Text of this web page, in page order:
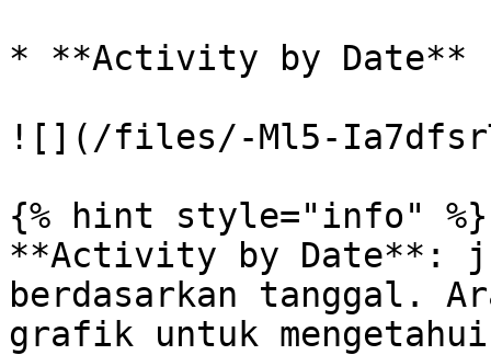
* **Activity by Date**
![](/files/-Ml5-
{% hint style="info" %}
**Activity by Date**:
berdasarkan tanggal.
grafik untuk